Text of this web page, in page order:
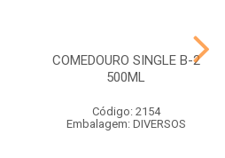
COMEDOURO SINGLE B-2
500ML
Código: 2154
Embalagem: DIVERSOS